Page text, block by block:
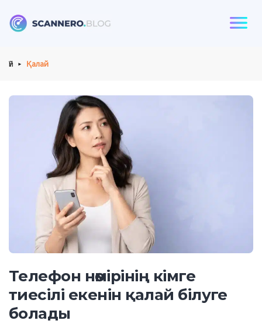
Үй Қалай
Телефон нөмірінің кімге
тиесілі екенін қалай білуге
болады